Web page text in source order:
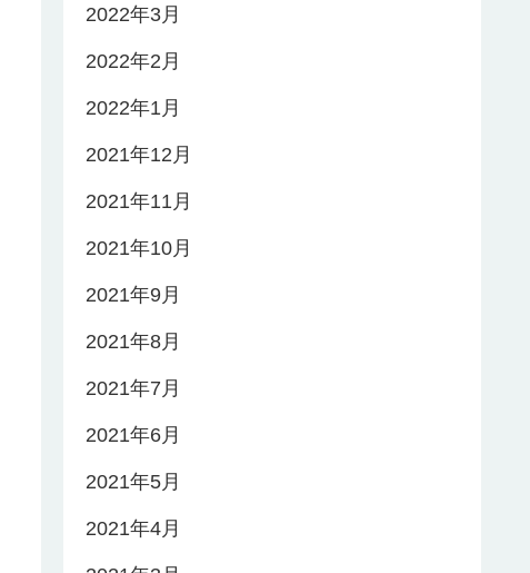
2022年3月
2022年2月
2022年1月
2021年12月
2021年11月
2021年10月
2021年9月
2021年8月
2021年7月
2021年6月
2021年5月
2021年4月